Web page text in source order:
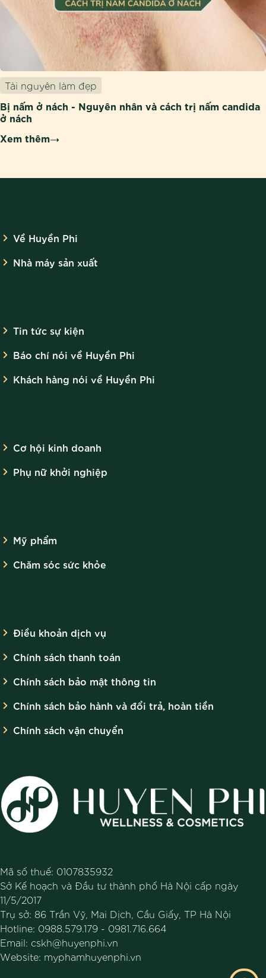
Tài nguyên làm đẹp
Bị nấm ở nách - Nguyên nhân và cách trị nấm candida
ở nách
Xem thêm
Về Huyền Phi
Nhà máy sản xuất
Tin tức sự kiện
Báo chí nói về Huyền Phi
Khách hàng nói về Huyền Phi
Cơ hội kinh doanh
Phụ nữ khởi nghiệp
Mỹ phẩm
Chăm sóc sức khỏe
Điều khoản dịch vụ
Chính sách thanh toán
Chính sách bảo mật thông tin
Chính sách bảo hành và đổi trả, hoàn tiền
Chính sách vận chuyển
Mã số thuế: 0107835932
Sở Kế hoạch và Đầu tư thành phố Hà Nội cấp ngày
11/5/2017
Trụ sở: 86 Trần Vỹ, Mai Dịch, Cầu Giấy, TP Hà Nội
Hotline: 0988.579.179 - 0981.716.664
Email: cskh@huyenphi.vn
Website: myphamhuyenphi.vn